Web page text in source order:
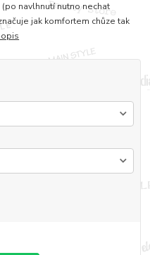
navlhnutí nutno nechat
jak komfortem chůze tak